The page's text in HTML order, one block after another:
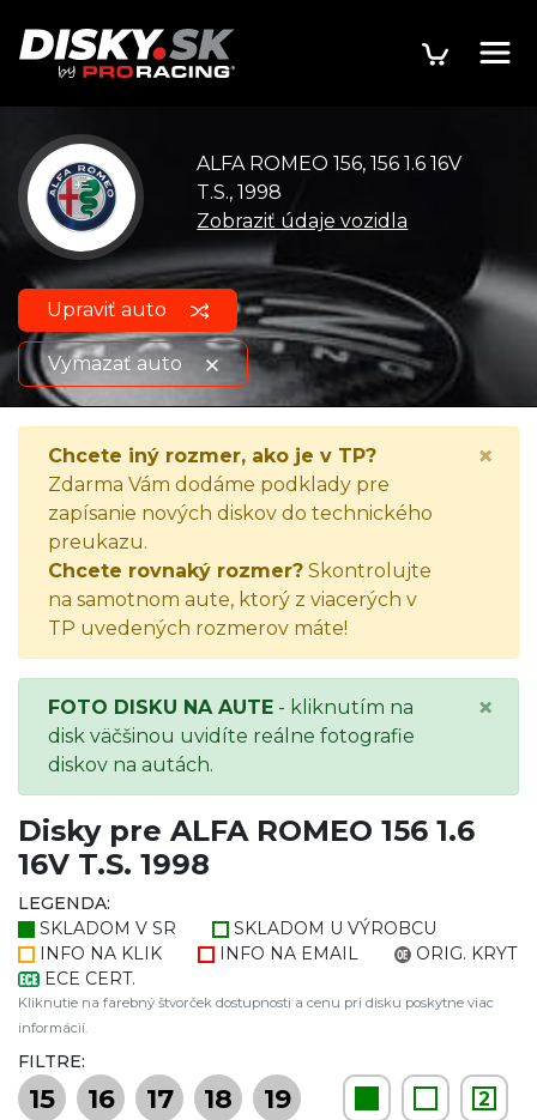
ALFA ROMEO 156, 156 1.6 16V
T.S., 1998
Zobraziť údaje vozidla
Upraviť auto
Vymazať auto
ALFA ROMEO 156, 156 1.6 16V
T.S., 1998
Zobraziť údaje o
vozidle
Chcete iný rozmer, ako je v TP?
Zdarma Vám dodáme podklady pre
zapísanie nových diskov do technického
preukazu.
Chcete rovnaký rozmer? Skontrolujte
na samotnom aute, ktorý z viacerých v
TP uvedených rozmerov máte!
×
FOTO DISKU NA AUTE - kliknutím na
disk väčšinou uvidíte reálne fotografie
diskov na autách.
×
Disky pre ALFA ROMEO 156 1.6
16V T.S. 1998
LEGENDA:
SKLADOM V SR
SKLADOM U VÝROBCU
INFO NA KLIK
INFO NA EMAIL
ORIG. KRYT
ECE CERT.
Kliknutie na farebný štvorček dostupnosti a cenu pri disku poskytne viac
informácií.
FILTRE:
15 16 17 18 19 2